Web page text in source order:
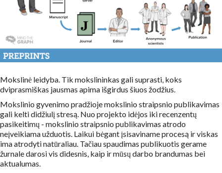
Mokslinė leidyba. Tik mokslininkas gali suprasti, koks
dviprasmiškas jausmas apima išgirdus šiuos žodžius.
Mokslinio gyvenimo pradžioje mokslinio straipsnio publikavimas
gali kelti didžiulį stresą. Nuo projekto idėjos iki recenzentų
pasikeitimų - mokslinio straipsnio publikavimas atrodo
neįveikiama užduotis. Laikui bėgant įsisaviname procesą ir viskas
ima atrodyti natūraliau. Tačiau spaudimas publikuotis gerame
žurnale darosi vis didesnis, kaip ir mūsų darbo brandumas bei
aktualumas.